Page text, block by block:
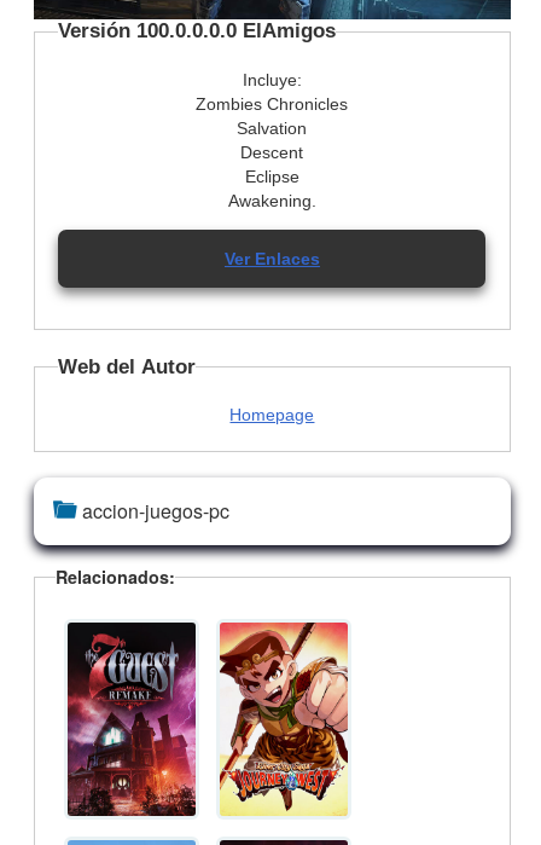
Versión 100.0.0.0.0 ElAmigos
Incluye:
Zombies Chronicles
Salvation
Descent
Eclipse
Awakening.
Ver Enlaces
Web del Autor
Homepage
accion-juegos-pc
Relacionados: